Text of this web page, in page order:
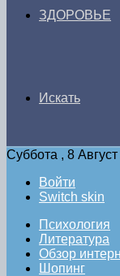
ЗДОРОВЬЕ
Искать
Суббота , 8
Войти
Switch skin
Психология
Литература
Обзор
Шопинг